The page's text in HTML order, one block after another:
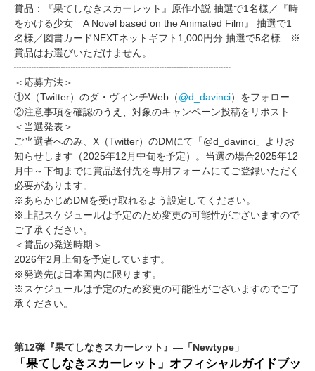
賞品：『果てしなきスカーレット』原作小説 抽選で1名様／『時
をかける少女 A Novel based on the Animated Film』 抽選で1
名様／図書カードNEXTネットギフト1,000円分 抽選で5名様 ※
賞品はお選びいただけません。
┈┈┈┈┈┈┈┈┈┈┈┈┈┈┈┈┈┈┈┈┈┈
＜応募方法＞
①X（Twitter）のダ・ヴィンチWeb（@d_davinci）をフォロー
②注意事項を確認のうえ、対象のキャンペーン投稿をリポスト
＜当選発表＞
ご当選者へのみ、X（Twitter）のDMにて「@d_davinci」よりお
知らせします（2025年12月中旬を予定）。当選の場合2025年12
月中～下旬までに賞品送付先を専用フォームにてご登録いただく
必要があります。
※あらかじめDMを受け取れるよう設定してください。
※上記スケジュールは予定のため変更の可能性がございますので
ご了承ください。
＜賞品の発送時期＞
2026年2月上旬を予定しています。
※発送先は日本国内に限ります。
※スケジュールは予定のため変更の可能性がございますのでご了
承ください。
第12弾『果てしなきスカーレット』―「Newtype」
「果てしなきスカーレット」オフィシャルガイドブッ